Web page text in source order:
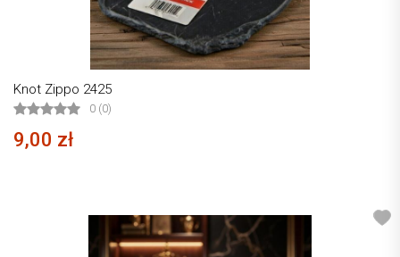
Knot Zippo 2425
0 (0)
9,00 zł